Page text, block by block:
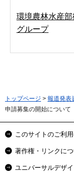
環境農林水産
グループ
トップページ > 報道発表
申請募集の開始について
このサイトのご利
著作権・リンクに
ユニバーサルデザ